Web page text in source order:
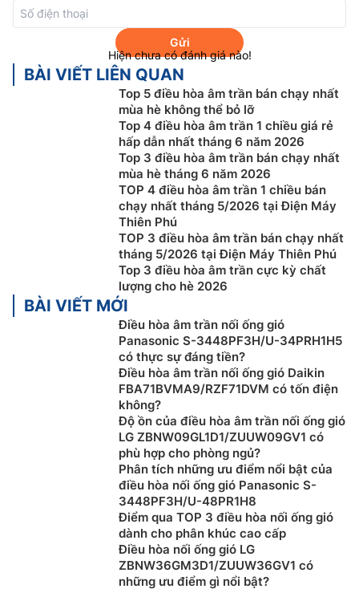
Luồng khí lạnh thổi xa hơn
Cánh đảo gió trênđiều hòa âm trần Casper inverter
CC-12IW36 được thiết kế với chiều rộng lên tới 90mm
kết hợp với động cơ quạt thế hệ mới giúp luồng khí
lạnh thổi được xa và chiều cao cấp khí tới 3m, điều
này đáp ứng nhiều yêu cầu lắp đặt trong các không
gian khác nhau. Hơn nữa, máy còn có khả năng đảo
gió tự động 4 chiều lên-xuống, trái-phải với góc đảo
gió từ 40-80 độ cung cấp luồng khí rộng khắp cả
Tự động làm sạch
Điều hòa âm trần Casper12000btu CC-12IW36 được
Gửi
Hiện chưa có đánh giá nào!
BÀI VIẾT LIÊN QUAN
Top 5 điều hòa âm trần bán chạy nhất
mùa hè không thể bỏ lỡ
Top 4 điều hòa âm trần 1 chiều giá rẻ
hấp dẫn nhất tháng 6 năm 2026
Top 3 điều hòa âm trần bán chạy nhất
mùa hè tháng 6 năm 2026
TOP 4 điều hòa âm trần 1 chiều bán
chạy nhất tháng 5/2026 tại Điện Máy
Thiên Phú
TOP 3 điều hòa âm trần bán chạy nhất
tháng 5/2026 tại Điện Máy Thiên Phú
Top 3 điều hòa âm trần cực kỳ chất
lượng cho hè 2026
BÀI VIẾT MỚI
Điều hòa âm trần nối ống gió
Panasonic S-3448PF3H/U-34PRH1H5
có thực sự đáng tiền?
Điều hòa âm trần nối ống gió Daikin
FBA71BVMA9/RZF71DVM có tốn điện
không?
Độ ồn của điều hòa âm trần nối ống gió
LG ZBNW09GL1D1/ZUUW09GV1 có
phù hợp cho phòng ngủ?
Phân tích những ưu điểm nổi bật của
điều hòa nối ống gió Panasonic S-
3448PF3H/U-48PR1H8
Điểm qua TOP 3 điều hòa nối ống gió
dành cho phân khúc cao cấp
Điều hòa nối ống gió LG
ZBNW36GM3D1/ZUUW36GV1 có
những ưu điểm gì nổi bật?